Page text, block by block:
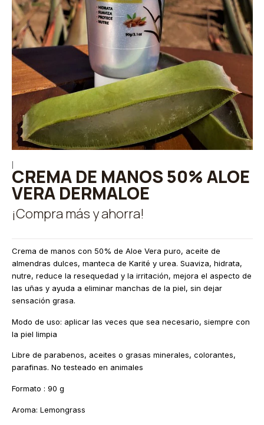
CREMA DE MANOS 50% ALOE
VERA DERMALOE
¡Compra más y ahorra!
Crema de manos con 50% de Aloe Vera puro, aceite de
almendras dulces, manteca de Karité y urea. Suaviza, hidrata,
nutre, reduce la resequedad y la irritación, mejora el aspecto de
las uñas y ayuda a eliminar manchas de la piel, sin dejar
sensación grasa.
Modo de uso: aplicar las veces que sea necesario, siempre con
la piel limpia
Libre de parabenos, aceites o grasas minerales, colorantes,
parafinas. No testeado en animales
Formato : 90 g
Aroma: Lemongrass